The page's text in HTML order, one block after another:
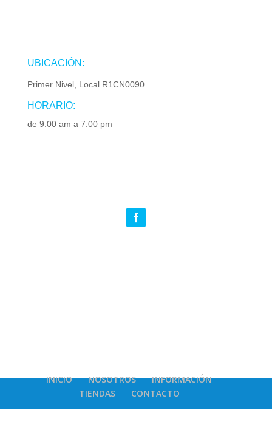
UBICACIÓN:
Primer Nivel, Local R1CN0090
HORARIO:
de 9:00 am a 7:00 pm
INICIO NOSOTROS
INFORMACIÓN
TIENDAS
CONTACTO